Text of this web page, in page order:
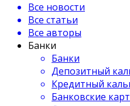
Все новости
Все статьи
Все авторы
Банки
Банки
Депозитный
Кредитный
Банковские